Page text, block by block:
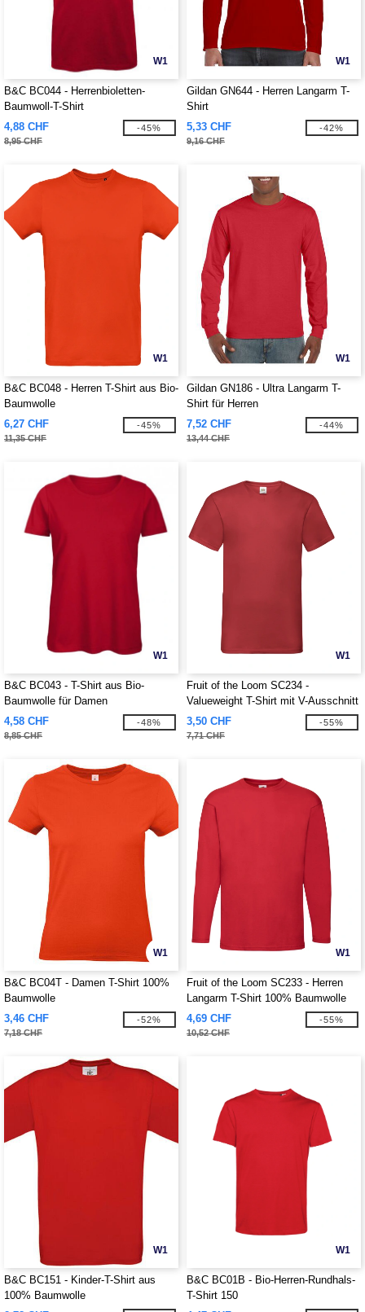
W1
B&C BC044 - Herrenbioletten-
Baumwoll-T-Shirt
4,88 CHF
8,95 CHF
-45%
W1
Gildan GN644 - Herren Langarm T-
Shirt
5,33 CHF
9,16 CHF
-42%
W1
B&C BC048 - Herren T-Shirt aus Bio-
Baumwolle
6,27 CHF
11,35 CHF
-45%
W1
Gildan GN186 - Ultra Langarm T-
Shirt für Herren
7,52 CHF
13,44 CHF
-44%
W1
B&C BC043 - T-Shirt aus Bio-
Baumwolle für Damen
4,58 CHF
8,85 CHF
-48%
W1
Fruit of the Loom SC234 -
Valueweight T-Shirt mit V-Ausschnitt
für Herren
3,50 CHF
7,71 CHF
-55%
W1
B&C BC04T - Damen T-Shirt 100%
Baumwolle
3,46 CHF
7,18 CHF
-52%
W1
Fruit of the Loom SC233 - Herren
Langarm T-Shirt 100% Baumwolle
4,69 CHF
10,52 CHF
-55%
W1
B&C BC151 - Kinder-T-Shirt aus
100% Baumwolle
W1
B&C BC01B - Bio-Herren-Rundhals-
T-Shirt 150